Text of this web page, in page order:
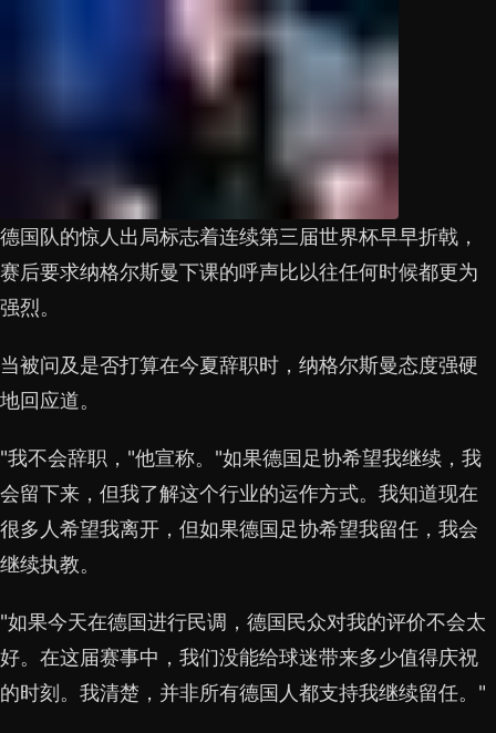
德国队的惊人出局标志着连续第三届世界杯早早折戟，
赛后要求纳格尔斯曼下课的呼声比以往任何时候都更为
强烈。
当被问及是否打算在今夏辞职时，纳格尔斯曼态度强硬
地回应道。
"我不会辞职，"他宣称。"如果德国足协希望我继续，我
会留下来，但我了解这个行业的运作方式。我知道现在
很多人希望我离开，但如果德国足协希望我留任，我会
继续执教。
"如果今天在德国进行民调，德国民众对我的评价不会太
好。在这届赛事中，我们没能给球迷带来多少值得庆祝
的时刻。我清楚，并非所有德国人都支持我继续留任。"